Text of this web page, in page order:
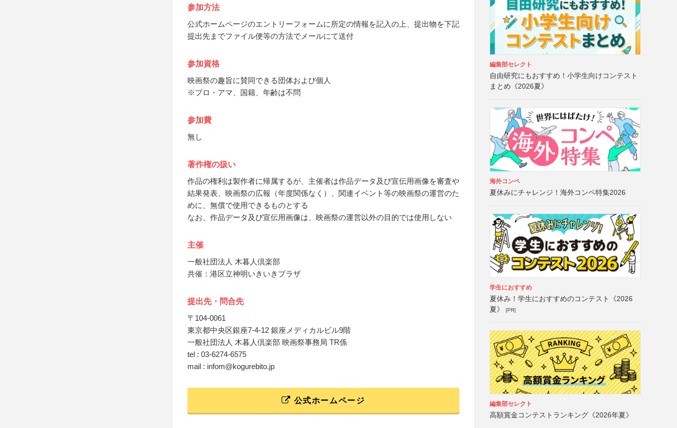
参加方法
公式ホームページのエントリーフォームに所定の情報を記入の上、提出物を下記
提出先までファイル便等の方法でメールにて送付
参加資格
映画祭の趣旨に賛同できる団体および個人
※プロ・アマ、国籍、年齢は不問
参加費
無し
著作権の扱い
作品の権利は製作者に帰属するが、主催者は作品データ及び宣伝用画像を審査や
結果発表、映画祭の広報（年度関係なく）、関連イベント等の映画祭の運営のた
めに、無償で使用できるものとする
なお、作品データ及び宣伝用画像は、映画祭の運営以外の目的では使用しない
主催
一般社団法人 木暮人倶楽部
共催：港区立神明いきいきプラザ
提出先・問合先
〒104-0061
東京都中央区銀座7-4-12 銀座メディカルビル9階
一般社団法人 木暮人倶楽部 映画祭事務局 TR係
tel : 03-6274-6575
mail : infom@kogurebito.jp
公式ホームページ
編集部セレクト
自由研究にもおすすめ！小学生向けコンテスト
まとめ《2026夏》
海外コンペ
夏休みにチャレンジ！海外コンペ特集2026
学生におすすめ
夏休み！学生におすすめのコンテスト《2026
夏》
[PR]
編集部セレクト
高額賞金コンテストランキング《2026年夏》